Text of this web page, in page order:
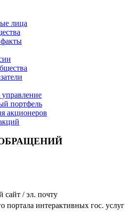
лица
портфель
акционеров
сайт / эл. почту
портала интерактивных гос. услуг